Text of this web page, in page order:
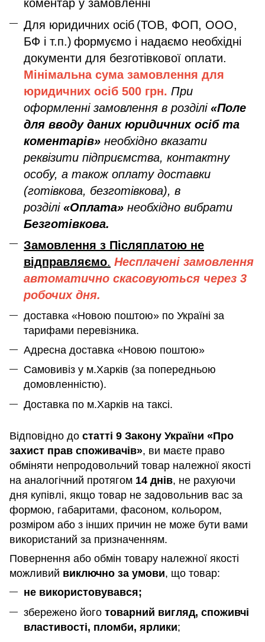
коментар у замовленні
Для юридичних осіб (ТОВ, ФОП, ООО,
БФ і т.п.) формуємо і надаємо необхідні
документи для безготівкової оплати.
Мінімальна сума замовлення для
юридичних осіб 500 грн. При
оформленні замовлення в розділі «Поле
для вводу даних юридичних осіб та
коментарів» необхідно вказати
реквізити підприємства, контактну
особу, а також оплату доставки
(готівкова, безготівкова), в
розділі «Оплата» необхідно вибрати
Безготівкова.
Замовлення з Післяплатою не
відправляємо. Несплачені замовлення
автоматично скасовуються через 3
робочих дня.
доставка «Новою поштою» по Україні за
тарифами перевізника.
Адресна доставка «Новою поштою»
Самовивіз у м.Харків (за попередньою
домовленністю).
Доставка по м.Харків на таксі.
Відповідно до статті 9 Закону України «Про
захист прав споживачів», ви маєте право
обміняти непродовольчий товар належної якості
на аналогічний протягом 14 днів, не рахуючи
дня купівлі, якщо товар не задовольнив вас за
формою, габаритами, фасоном, кольором,
розміром або з інших причин не може бути вами
використаний за призначенням.
Повернення або обмін товару належної якості
можливий виключно за умови, що товар:
не використовувався;
збережено його товарний вигляд, споживчі
властивості, пломби, ярлики;